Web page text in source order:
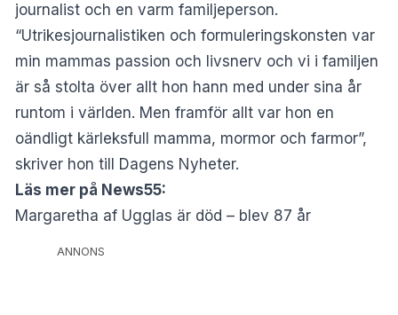
journalist och en varm familjeperson.
“Utrikesjournalistiken och formuleringskonsten var
min mammas passion och livsnerv och vi i familjen
är så stolta över allt hon hann med under sina år
runtom i världen. Men framför allt var hon en
oändligt kärleksfull mamma, mormor och farmor”,
skriver hon till Dagens Nyheter.
Läs mer på News55:
Margaretha af Ugglas är död – blev 87 år
ANNONS